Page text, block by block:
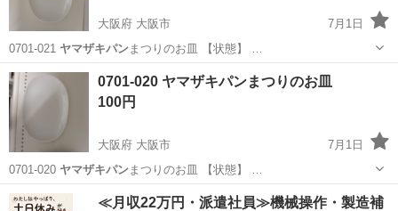
大阪府 大阪市
7月1日
0701-021 ヤマザキパン まつりのお皿 【状態】 …
大阪 大阪市 ヤマザキパン
0701-020 ヤマザキパンまつりのお皿
100円
大阪府 大阪市
7月1日
0701-020 ヤマザキパン まつりのお皿 【状態】 …
大阪 大阪市 食器 ヤマザキパン
≪月収22万円・派遣社員≫機械操作・製造補